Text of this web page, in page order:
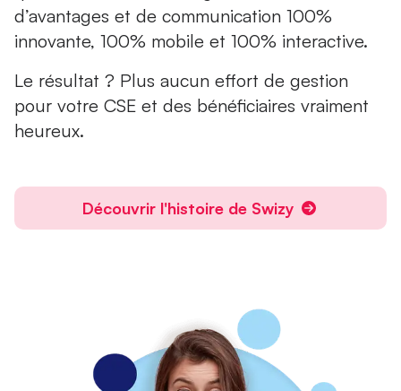
d’avantages et de communication 100%
innovante, 100% mobile et 100% interactive.
Le résultat ? Plus aucun effort de gestion
pour votre CSE et des bénéficiaires vraiment
heureux.
Découvrir l'histoire de Swizy